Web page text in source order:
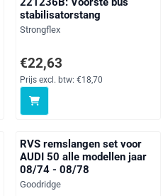
stabilisatorstang
Merk:
Strongflex
Prijs: 22,63, exclusief btw:
€22,63
Prijs excl. btw: €18,70
RVS remslangen set voor
AUDI 50 alle modellen jaar
08/74 - 08/78
Merk:
Goodridge